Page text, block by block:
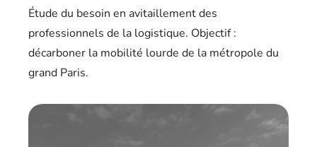
Étude du besoin en avitaillement des
professionnels de la logistique. Objectif :
décarboner la mobilité lourde de la métropole du
grand Paris.